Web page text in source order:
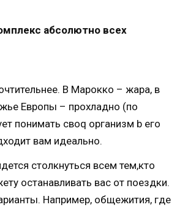
абсолютно всех
В Марокко – жара, в
Европы – прохладно (по
понимать своq организм b его
вам идеально.
столкнуться всем тем,кто
останавливать вас от поездки.
Например, общежития, где